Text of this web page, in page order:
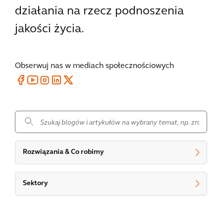
działania na rzecz podnoszenia
jakości życia.
Obserwuj nas w mediach społecznościowych
Rozwiązania & Co robimy
Sektory